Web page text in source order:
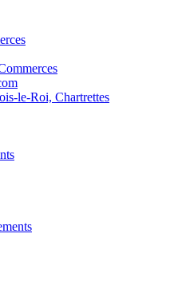
le-Roi, Chartrettes